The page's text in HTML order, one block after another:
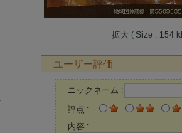
拡大 ( Size : 154
ユーザー評価
ニックネーム :
評点 :
内容 :